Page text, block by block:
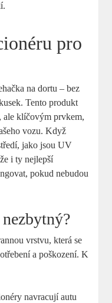
pro
na dortu – bez
Tento produkt
ale klíčovým prvkem,
vozu. Když
jako jsou UV
i ty nejlepší
pokud nebudou
vrstvu, která se
a poškození. K
navracují autu